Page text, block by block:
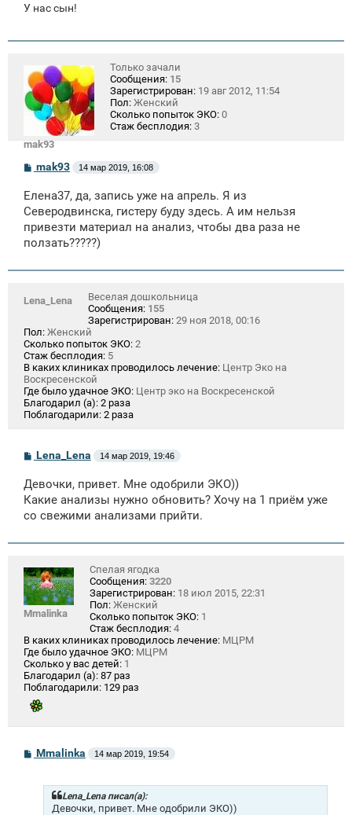
У нас сын!
mak93
Только зачали
Сообщения: 15
Зарегистрирован: 19 авг 2012, 11:54
Пол: Женский
Сколько попыток ЭКО: 0
Стаж бесплодия: 3
С
о
б
щ
н
и
mak93 14 мар 2019, 16:08
Елена37, да, запись уже на апрель. Я из
Северодвинска, гистеру буду здесь. А им нельзя
привезти материал на анализ, чтобы два раза не
ползать?????)
Lena_Lena
Веселая дошкольница
Сообщения: 155
Зарегистрирован: 29 ноя 2018, 00:16
Пол: Женский
Сколько попыток ЭКО: 2
Стаж бесплодия: 5
В каких клиниках проводилось лечение: Центр Эко на
Воскресенской
Где было удачное ЭКО: Центр эко на Воскресенской
Благодарил (а): 2 раза
Поблагодарили: 2 раза
С
о
б
щ
н
е
Lena_Lena 14 мар 2019, 19:46
Девочки, привет. Мне одобрили ЭКО))
Какие анализы нужно обновить? Хочу на 1 приём уже
со свежими анализами прийти.
Mmalinka
Спелая ягодка
Сообщения: 3220
Зарегистрирован: 18 июл 2015, 22:31
Пол: Женский
Сколько попыток ЭКО: 1
Стаж бесплодия: 4
В каких клиниках проводилось лечение: МЦРМ
Где было удачное ЭКО: МЦРМ
Сколько у вас детей: 1
Благодарил (а): 87 раз
Поблагодарили: 129 раз
С
о
Mmalinka 14 мар 2019, 19:54
Lena_Lena писал(а):
Девочки, привет. Мне одобрили ЭКО))